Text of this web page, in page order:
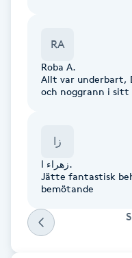
Fransrengöring
Frekvensterapi
Friskvårdsmassage
RA
Roba A.
Allt var underbart,
och noggrann i sitt
زا
زهراء ا.
Jätte fantastisk
bemötande